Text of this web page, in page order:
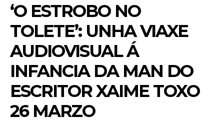
‘O ESTROBO NO
TOLETE’: UNHA VIAXE
AUDIOVISUAL Á
INFANCIA DA MAN DO
ESCRITOR XAIME TOXO
26 MARZO